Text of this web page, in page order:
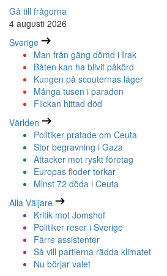
Gå till frågorna
4 augusti 2026
Sverige
Man från gäng dömd i Irak
Båten kan ha blivit påkörd
Kungen på scouternas läger
Många tusen i paraden
Flickan hittad död
Världen
Politiker pratade om Ceuta
Stor begravning i Gaza
Attacker mot ryskt företag
Europas floder torkar
Minst 72 döda i Ceuta
Alla Väljare
Kritik mot Jomshof
Politiker reser i Sverige
Färre assistenter
Så vill partierna rädda klimatet
Nu börjar valet